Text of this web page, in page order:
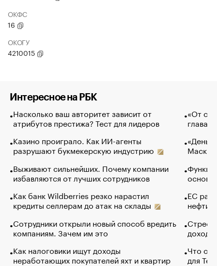
ОКФС
16
ОКОГУ
4210015
Интересное на РБК
Насколько ваш авторитет зависит от
атрибутов престижа? Тест для лидеров
Казино проиграло. Как ИИ-агенты
разрушают букмекерскую индустрию
Выживают сильнейших. Почему компании
избавляются от лучших сотрудников
Как банк Wildberries резко нарастил
кредиты селлерам до атак на склады
Сотрудники открыли новый способ вредить
компаниям. Зачем им это
Как налоговики ищут доходы
неработающих покупателей яхт и квартир
«От
глава
Маск в
основ
ЕС
нефти
Что
для